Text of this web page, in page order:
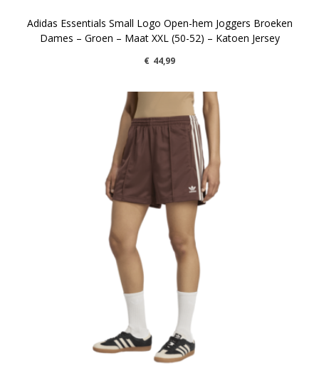
Adidas Essentials Small Logo Open-hem Joggers Broeken
Dames – Groen – Maat XXL (50-52) – Katoen Jersey
€ 44,99